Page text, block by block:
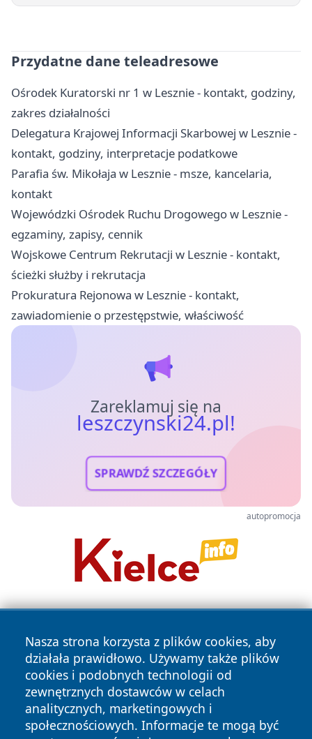
Przydatne dane teleadresowe
Ośrodek Kuratorski nr 1 w Lesznie - kontakt, godziny,
zakres działalności
Delegatura Krajowej Informacji Skarbowej w Lesznie -
kontakt, godziny, interpretacje podatkowe
Parafia św. Mikołaja w Lesznie - msze, kancelaria,
kontakt
Wojewódzki Ośrodek Ruchu Drogowego w Lesznie -
egzaminy, zapisy, cennik
Wojskowe Centrum Rekrutacji w Lesznie - kontakt,
ścieżki służby i rekrutacja
Prokuratura Rejonowa w Lesznie - kontakt,
zawiadomienie o przestępstwie, właściwość
Zareklamuj się na
leszczynski24.pl!
SPRAWDŹ SZCZEGÓŁY
autopromocja
Nasza strona korzysta z plików cookies, aby
działała prawidłowo. Używamy także plików
cookies i podobnych technologii od
zewnętrznych dostawców w celach
analitycznych, marketingowych i
społecznościowych. Informacje te mogą być
Copyright © 2026 leszczynski24.pl Wszystkie prawa
zastrzeżone.